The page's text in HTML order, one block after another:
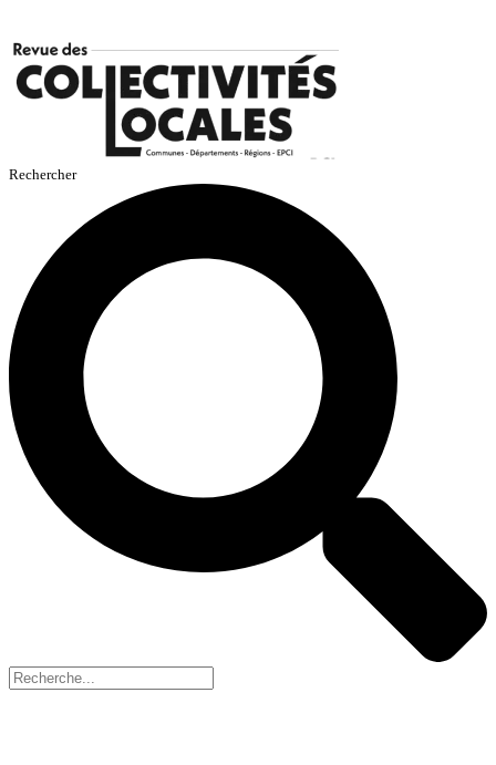
Rechercher